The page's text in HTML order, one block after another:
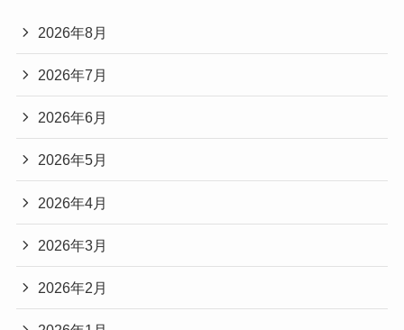
2026年8月
2026年7月
2026年6月
2026年5月
2026年4月
2026年3月
2026年2月